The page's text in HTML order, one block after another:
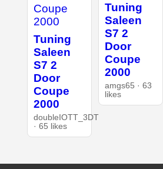
Tuning
Saleen
S7 2
Door
Coupe
2000
doubleIOTT_3DT
· 65 likes
Tuning
Saleen
S7 2
Door
Coupe
2000
amgs65 · 63
likes